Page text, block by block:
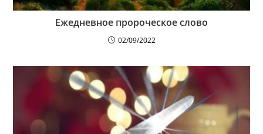
Ежедневное пророческое слово
02/09/2022